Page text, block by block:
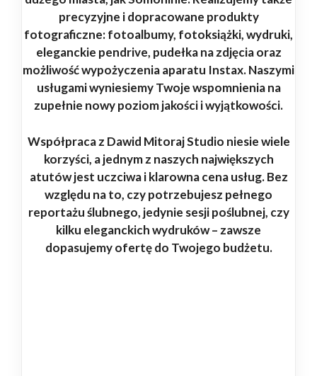
precyzyjne i dopracowane produkty
fotograficzne: fotoalbumy, fotoksiążki, wydruki,
eleganckie pendrive, pudełka na zdjęcia oraz
możliwość wypożyczenia aparatu Instax. Naszymi
usługami wyniesiemy Twoje wspomnienia na
zupełnie nowy poziom jakości i wyjątkowości.
Współpraca z Dawid Mitoraj Studio niesie wiele
korzyści, a jednym z naszych największych
atutów jest uczciwa i klarowna cena usług. Bez
względu na to, czy potrzebujesz pełnego
reportażu ślubnego, jedynie sesji poślubnej, czy
kilku eleganckich wydruków – zawsze
dopasujemy ofertę do Twojego budżetu.